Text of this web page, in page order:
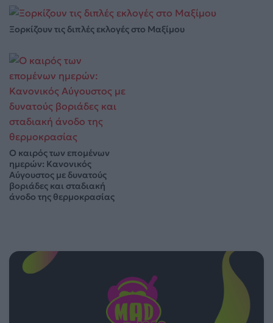
Ξορκίζουν τις διπλές εκλογές στο Μαξίμου
Ο καιρός των επομένων
ημερών: Κανονικός
Αύγουστος με δυνατούς
βοριάδες και σταδιακή
άνοδο της θερμοκρασίας